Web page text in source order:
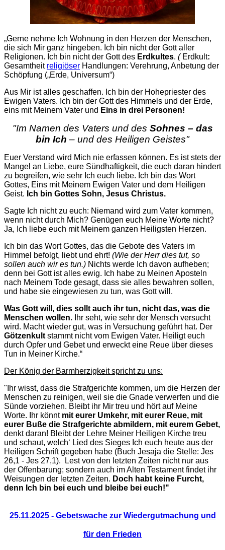
„Gerne nehme Ich Wohnung in den Herzen der Menschen,
die sich Mir ganz hingeben. Ich bin nicht der Gott aller
Religionen. Ich bin nicht der Gott des Erdkultes. ( Erdkult:
Gesamtheit religiöser Handlungen: Verehrung, Anbetung der
Schöpfung („Erde, Universum“)
Aus Mir ist alles geschaffen. Ich bin der Hohepriester des
Ewigen Vaters. Ich bin der Gott des Himmels und der Erde,
eins mit Meinem Vater und Eins in drei Personen!
"Im Namen des Vaters und des Sohnes – das
bin Ich – und des Heiligen Geistes"
Euer Verstand wird Mich nie erfassen können. Es ist stets der
Mangel an Liebe, eure Sündhaftigkeit, die euch daran hindert
zu begreifen, wie sehr Ich euch liebe. Ich bin das Wort
Gottes, Eins mit Meinem Ewigen Vater und dem Heiligen
Geist. Ich bin Gottes Sohn, Jesus Christus.
Sagte Ich nicht zu euch: Niemand wird zum Vater kommen,
wenn nicht durch Mich? Genügen euch Meine Worte nicht?
Ja, Ich liebe euch mit Meinem ganzen Heiligsten Herzen.
Ich bin das Wort Gottes, das die Gebote des Vaters im
Himmel befolgt, liebt und ehrt! (Wie der Herr dies tut, so
sollen auch wir es tun.) Nichts werde Ich davon aufheben;
denn bei Gott ist alles ewig. Ich habe zu Meinen Aposteln
nach Meinem Tode gesagt, dass sie alles bewahren sollen,
und habe sie eingewiesen zu tun, was Gott will.
Was Gott will, dies sollt auch ihr tun, nicht das, was die
Menschen wollen. Ihr seht, wie sehr der Mensch versucht
wird. Macht wieder gut, was in Versuchung geführt hat. Der
Götzenkultstammt nicht vom Ewigen Vater. Heiligt euch
durch Opfer und Gebet und erweckt eine Reue über dieses
Tun in Meiner Kirche.“
Der König der Barmherzigkeit spricht zu uns:
"Ihr wisst, dass die Strafgerichte kommen, um die Herzen der
Menschen zu reinigen, weil sie die Gnade verwerfen und die
Sünde vorziehen. Bleibt ihr Mir treu und hört auf Meine
Worte. Ihr könnt mit eurer Umkehr, mit eurer Reue, mit
eurer Buße die Strafgerichte abmildern, mit eurem Gebet,
denkt daran! Bleibt der Lehre Meiner Heiligen Kirche treu
und schaut, welch‘ Lied des Sieges Ich euch heute aus der
Heiligen Schrift gegeben habe (Buch Jesaja die Stelle: Jes
26,1 - Jes 27,1). Lest von den letzten Zeiten nicht nur aus
der Offenbarung; sondern auch im Alten Testament findet ihr
Weisungen der letzten Zeiten. Doch habt keine Furcht,
denn Ich bin bei euch und bleibe bei euch!"
25.11.2025 - Gebetswache zur Wiedergutmachung und
für den Frieden